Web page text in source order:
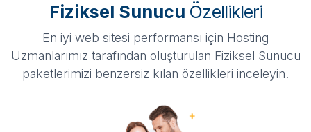
Fiziksel Sunucu Özellikleri
En iyi web sitesi performansı için Hosting
Uzmanlarımız tarafından oluşturulan Fiziksel Sunucu
paketlerimizi benzersiz kılan özellikleri inceleyin.